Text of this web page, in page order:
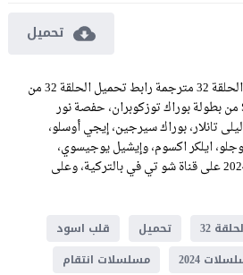
تحميل
مشاهدة مسلسل قلب اسود الحلقة 32 مترجمة رابط تحميل الحلقة 32 من
قلب أسود Siyah Kalp EP32 من بطولة بوراك توزكوبران، حفصة نور
تانلار، بوراك سيرجين، إيجي أوسلو،
ايلكر اكسوم، وإيشيل يوجيسوي،
وتعرض حلقات قلب اسود 2024 على قناة شو تي في بالتركية، وعلى
32 تحميل
قلب اسود
2024
مسلسلات انتقام